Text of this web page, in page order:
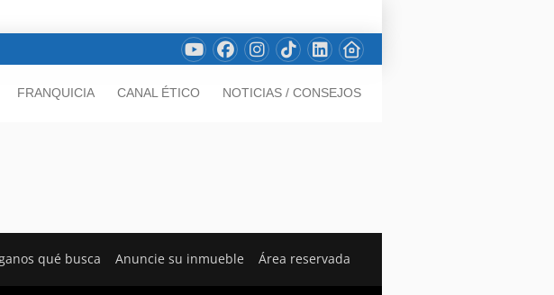
FRANQUICIA CANAL ÉTICO NOTICIAS / CONSEJOS
qué busca Anuncie su inmueble Área reservada